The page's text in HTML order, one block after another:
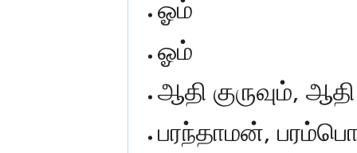
ஓம்
ஓம்
ஆதி குருவும்,
பரந்தாமன்,